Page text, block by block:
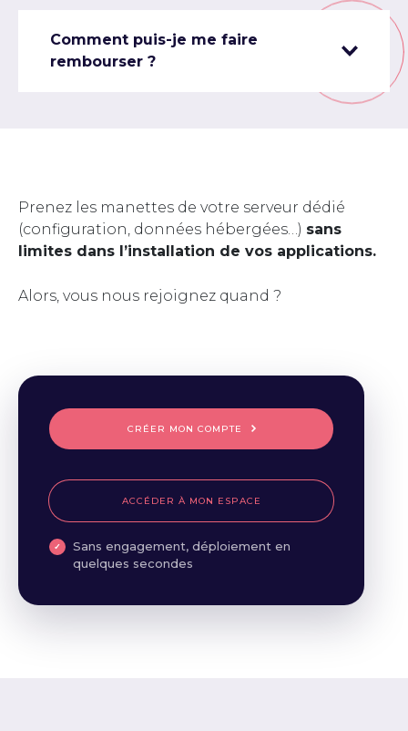
Comment puis-je me faire
rembourser ?
Prenez les manettes de votre serveur dédié
(configuration, données hébergées…) sans
limites dans l’installation de vos applications.
Alors, vous nous rejoignez quand ?
CRÉER MON COMPTE
ACCÉDER À MON ESPACE
Sans engagement, déploiement en
quelques secondes